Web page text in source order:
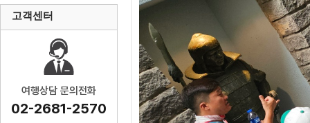
고객센터
여행상담 문의전화
02-2681-2570